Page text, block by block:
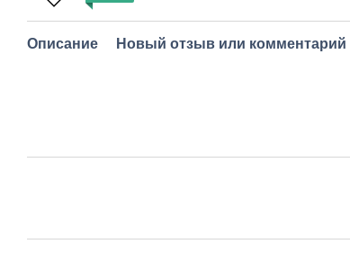
Описание Новый отзыв или комментарий